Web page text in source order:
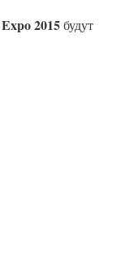
2015будут